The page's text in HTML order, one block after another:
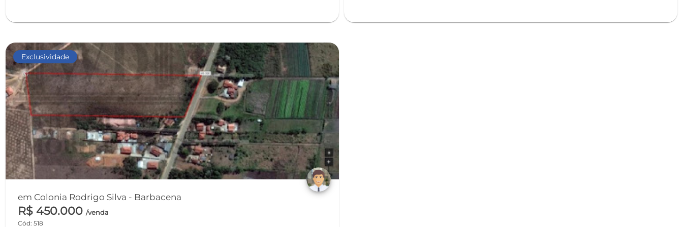
Exclusividade
em Colonia Rodrigo Silva - Barbacena
R$ 450.000 /venda
Cód: 518